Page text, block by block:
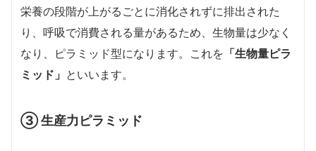
栄養の段階が上がるごとに消化されずに排出された
り、呼吸で消費される量があるため、生物量は少なく
なり、ピラミッド型になります。これを 「生物量ピラ
ミッド」 といいます。
③ 生産力ピラミッド